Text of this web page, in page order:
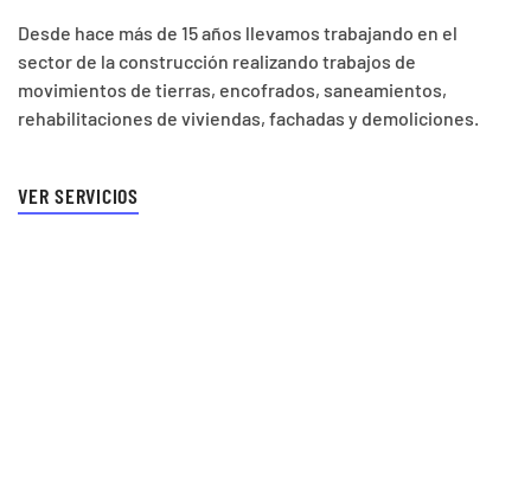
Desde hace más de 15 años llevamos trabajando en el
sector de la construcción realizando trabajos de
movimientos de tierras, encofrados, saneamientos,
rehabilitaciones de viviendas, fachadas y demoliciones.
VER SERVICIOS